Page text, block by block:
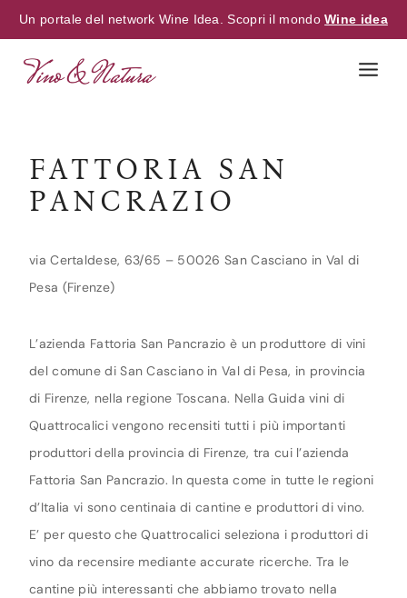
Un portale del network Wine Idea. Scopri il mondoWine idea
FATTORIA SAN
PANCRAZIO
via Certaldese, 63/65 – 50026 San Casciano in Val di
Pesa (Firenze)
L’azienda Fattoria San Pancrazio è un produttore di vini
del comune di San Casciano in Val di Pesa, in provincia
di Firenze, nella regione Toscana. Nella Guida vini di
Quattrocalici vengono recensiti tutti i più importanti
produttori della provincia di Firenze, tra cui l’azienda
Fattoria San Pancrazio. In questa come in tutte le regioni
d’Italia vi sono centinaia di cantine e produttori di vino.
E’ per questo che Quattrocalici seleziona i produttori di
vino da recensire mediante accurate ricerche. Tra le
cantine più interessanti che abbiamo trovato nella